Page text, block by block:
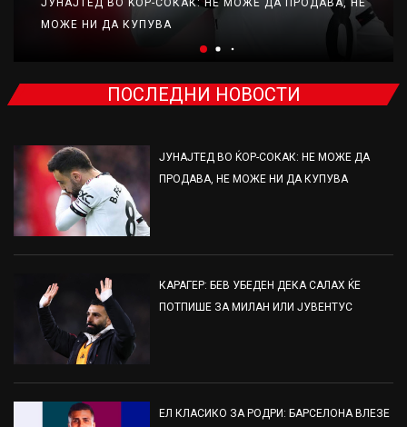
МОЖЕ НИ ДА КУПУВА
ПОСЛЕДНИ НОВОСТИ
ЈУНАЈТЕД ВО ЌОР-СОКАК: НЕ МОЖЕ ДА
ПРОДАВА, НЕ МОЖЕ НИ ДА КУПУВА
КАРАГЕР: БЕВ УБЕДЕН ДЕКА САЛАХ ЌЕ
ПОТПИШЕ ЗА МИЛАН ИЛИ ЈУВЕНТУС
ЕЛ КЛАСИКО ЗА РОДРИ: БАРСЕЛОНА ВЛЕЗЕ